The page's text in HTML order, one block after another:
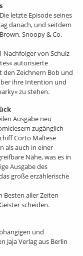
letzte Episode seines
danach, und seitdem
Snoopy & Co.
Nachfolger von Schulz
autorisierte
den Zeichnern Bob und
ihre Intention und
zu stehen.
Ausgabe neu
zugänglich
Corto Maltese
als auch in einer
Nähe, was es in
Ausgabe des
große erzählerische
Besten aller Zeiten
scheiden.
und
Jaja Verlag aus Berlin